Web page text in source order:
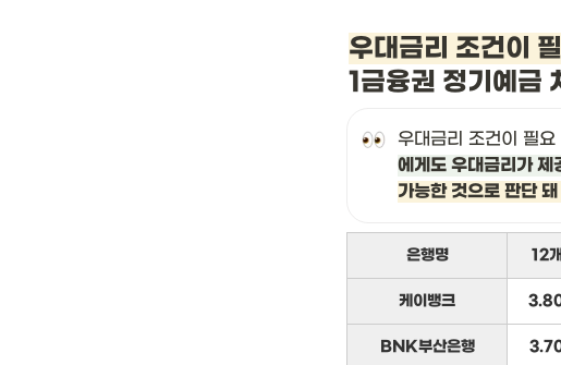
우대금리 조건이
1금융권 정기예금
우대금리 조건이 필
에게도 우대금리가
가능한 것으로 판단
은행명 12
케이뱅크
BNK부산은행